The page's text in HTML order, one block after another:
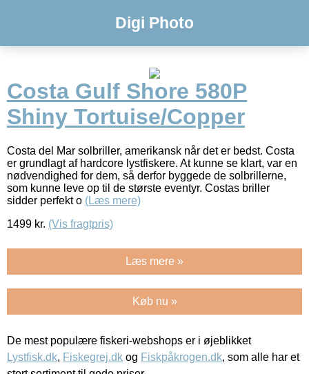
Digi Photo
Costa Gulf Shore 580P
Shiny Tortuise/Copper
Costa del Mar solbriller, amerikansk når det er bedst. Costa
er grundlagt af hardcore lystfiskere. At kunne se klart, var en
nødvendighed for dem, så derfor byggede de solbrillerne,
som kunne leve op til de største eventyr. Costas briller
sidder perfekt o (Læs mere)
1499 kr. (Vis fragtpris)
Læs mere »
Køb nu »
De mest populære fiskeri-webshops er i øjeblikket
Lystfisk.dk, Fiskegrej.dk og Fiskpåkrogen.dk, som alle har et